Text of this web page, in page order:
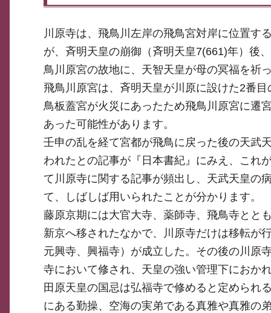
川原寺は、飛鳥川左岸の飛鳥宮対岸に位置す
が、斉明天皇の崩御（斉明天皇7(661)年）後
鳥川原宮の故地に、天智天皇が母の冥福を祈
飛鳥川原宮は、斉明天皇が川原に設けた2番
鳥板蓋宮が火災にあったため飛鳥川原宮に遷
あった可能性があります。
壬申の乱を経て宮都が飛鳥に戻った後の天武
われたとの記事が『日本書紀』にみえ、これ
て川原寺に関する記事が頻出し、天武天皇の
て、しばしば用いられたことが分かります。
藤原京期には大官大寺、薬師寺、飛鳥寺とと
新京へ移されたなかで、川原寺だけは移転が
元興寺、興福寺）が成立した。その後の川原
寺において修され、天皇の強い管理下におか
田原天皇の国忌は弘福寺で修めると定められ
にある勤操、空海の実弟である真雅や真雅の